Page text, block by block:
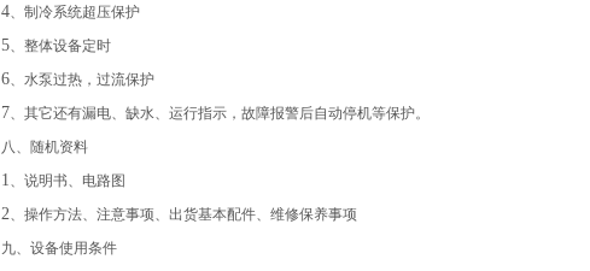
4、制冷系统超压保护
5、整体设备定时
6、水泵过热，过流保护
7、其它还有漏电、缺水、运行指示，故障报警后自动停机等保护。
八、随机资料
1、说明书、电路图
2、操作方法、注意事项、出货基本配件、维修保养事项
九、设备使用条件